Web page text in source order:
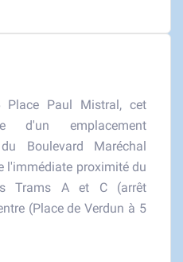
Place Paul Mistral, cet
d'un emplacement
Boulevard Maréchal
l'immédiate proximité du
Trams A et C (arrêt
(Place de Verdun à 5